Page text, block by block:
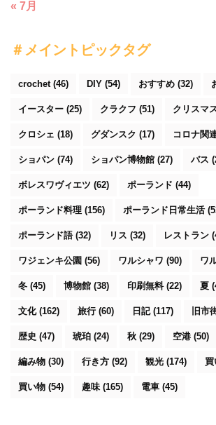
« 7月
＃メイントピックタグ
crochet(46) DIY (54) おすすめ (32)
イースター (25) クラクフ (51) クリスマ
クロシェ (18) グダンスク (17) コロナ関
ショパン (74) ショパン博物館 (27) バス
ボレスワヴィエツ (62) ポーランド (44)
ポーランド料理 (156) ポーランド日常生活
ポーランド語(32) リス (32) レストラン
ワジェンキ公園 (56) ワルシャワ (90) ワ
冬 (45) 博物館 (38) 印刷無料(22) 夏
文化(162) 旅行 (60) 日記(117) 旧市
歴史 (47) 琥珀 (24) 秋 (29) 空港 (50)
編み物 (30) 行き方 (92) 観光 (174) 買
買い物 (54) 趣味(165) 電車 (45)